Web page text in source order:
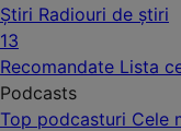
Știri Radiouri de știri
13
Recomandate Lista
Podcasts
Top podcasturi Cele